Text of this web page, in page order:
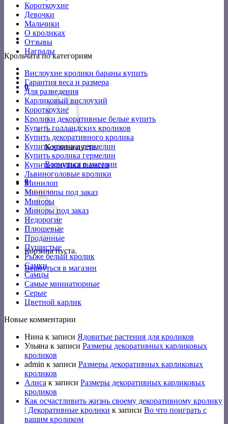
Короткоухие
Девочки
Мальчики
О кроликах
Отзывы
Награды
0
Корзина пуста.
Вернуться в магазин
0
Корзина
Корзина пуста.
Вернуться в магазин
Крольчата по категориям
Вислоухие кролики бараны купить
Гарантия веса и размера
Для разведения
Карликовый вислоухий
Короткоухие
Кролики декоративные белые купить
Купить голландских кроликов
Купить декоративного кролика
Купить кролика гермелин
Купить кролика гермелин
Купить кролика рыжего
Львиноголовые кролики
Минилоп
Минилопы под заказ
Миноры
Миноры под заказ
Недорогие
Плюшевые
Проданные
Пушистые
Рыже белый кролик
Самки
Самцы
Самые миниатюрные
Серые
Цветной карлик
Новые комментарии
Нина к записи Ядовитые растения для кроликов
Ульяна к записи Размеры декоративных карликовых
кроликов
admin к записи Размеры декоративных карликовых
кроликов
Алиса к записи Размеры декоративных карликовых
кроликов
Как осчастливить жизнь своему декоративному кролику
| Декоративные кролики к записи Во что поиграть с
вашим кроликом